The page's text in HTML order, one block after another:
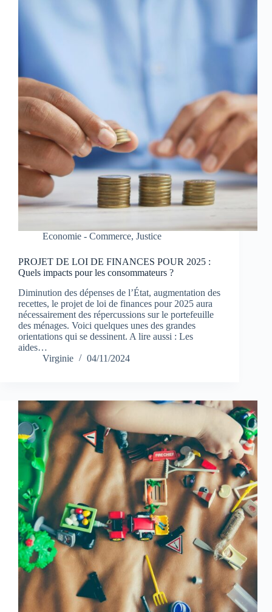
Economie - Commerce, Justice
PROJET DE LOI DE FINANCES POUR 2025 :
Quels impacts pour les consommateurs ?
Diminution des dépenses de l’État, augmentation des
recettes, le projet de loi de finances pour 2025 aura
nécessairement des répercussions sur le portefeuille
des ménages. Voici quelques unes des grandes
orientations qui se dessinent. A lire aussi : Les
aides…
Virginie
04/11/2024